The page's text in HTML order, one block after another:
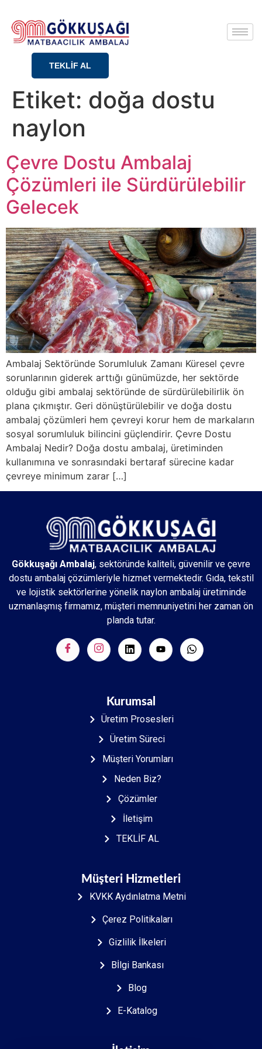
TEKLİF AL
Etiket: doğa dostu
naylon
Çevre Dostu Ambalaj
Çözümleri ile Sürdürülebilir
Gelecek
Ambalaj Sektöründe Sorumluluk Zamanı Küresel çevre
sorunlarının giderek arttığı günümüzde, her sektörde
olduğu gibi ambalaj sektöründe de sürdürülebilirlik ön
plana çıkmıştır. Geri dönüştürülebilir ve doğa dostu
ambalaj çözümleri hem çevreyi korur hem de markaların
sosyal sorumluluk bilincini güçlendirir. Çevre Dostu
Ambalaj Nedir? Doğa dostu ambalaj, üretiminden
kullanımına ve sonrasındaki bertaraf sürecine kadar
çevreye minimum zarar […]
Gökkuşağı Ambalaj, sektöründe kaliteli, güvenilir ve çevre
dostu ambalaj çözümleriyle hizmet vermektedir. Gıda, tekstil
ve lojistik sektörlerine yönelik naylon ambalaj üretiminde
uzmanlaşmış firmamız, müşteri memnuniyetini her zaman ön
planda tutar.
Kurumsal
Üretim Prosesleri
Üretim Süreci
Müşteri Yorumları
Neden Biz?
Çözümler
İletişim
TEKLİF AL
Müşteri Hizmetleri
KVKK Aydınlatma Metni
Çerez Politikaları
Gizlilik İlkeleri
Bİlgi Bankası
Blog
E-Katalog